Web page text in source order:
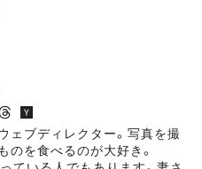
ェブディレクター。写真を撮
のを食べるのが大好き。